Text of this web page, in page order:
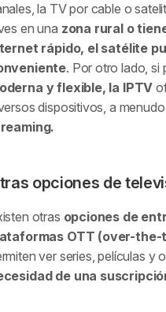
la TV por cable o
en una zona rural o
rápido, el satélite
. Por otro lado, si
y flexible, la IPTV
dispositivos, a menudo
opciones de
otras opciones de
OTT (over-the-
ver series, películas y
de una